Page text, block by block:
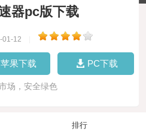
器pc版下载
01-12
苹果下载 PC下载
场，安全绿色
排行